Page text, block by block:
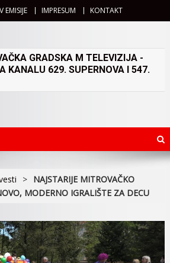
EMISIJE IMPRESUM KONTAKT
GRADSKA M TELEVIZIJA -
KANALU 629. SUPERNOVA I 547.
> NAJSTARIJE MITROVAČKO
MODERNO IGRALIŠTE ZA DECU